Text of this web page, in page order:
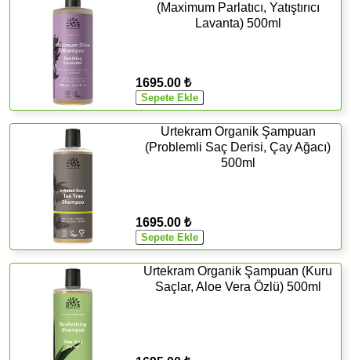
(Maximum Parlatıcı, Yatıştırıcı
Lavanta) 500ml
1695.00 ₺
Urtekram Organik Şampuan
(Problemli Saç Derisi, Çay Ağacı)
500ml
1695.00 ₺
Urtekram Organik Şampuan (Kuru
Saçlar, Aloe Vera Özlü) 500ml